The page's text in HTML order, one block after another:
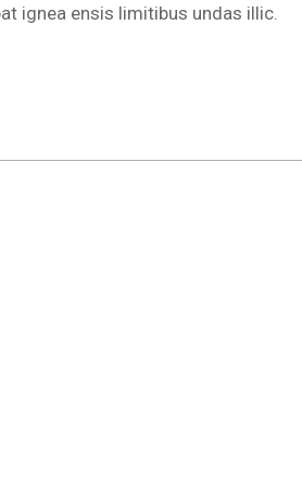
ignea ensis limitibus undas illic.